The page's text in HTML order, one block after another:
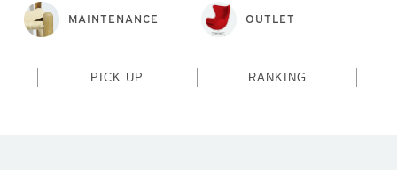
MAINTENANCE OUTLET
PICK UP RANKING